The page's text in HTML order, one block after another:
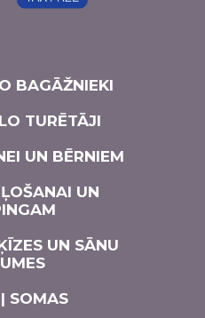
BAGĀŽNIEKI
TURĒTĀJI
UN BĒRNIEM
UN
UN SĀNU
SOMAS